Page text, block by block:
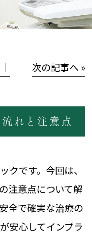
次の記事へ »
れと注意点
クです。今回は、
注意点について解
全で確実な治療の
安心してインプラ